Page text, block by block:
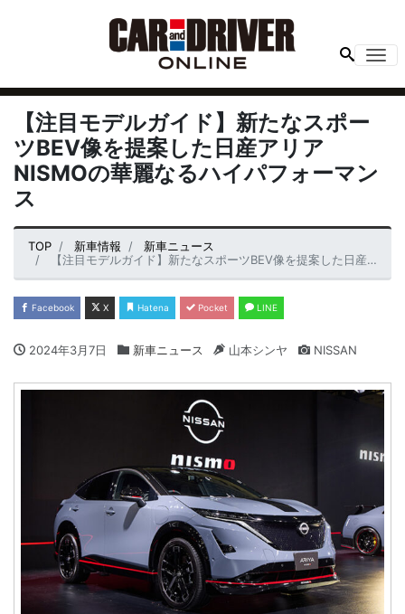
【注目モデルガイド】新たなスポー
ツBEV像を提案した日産アリア
NISMOの華麗なるハイパフォーマン
ス
TOP 新車情報
新車ニュース
【注目モデルガイド】新たなスポーツBEV像を提案した日産アリアNISMOの華麗なるハイパフォーマンス
Facebook X Hatena Pocket LINE
2024年3月7日 新車ニュース 山本シンヤ NISSAN